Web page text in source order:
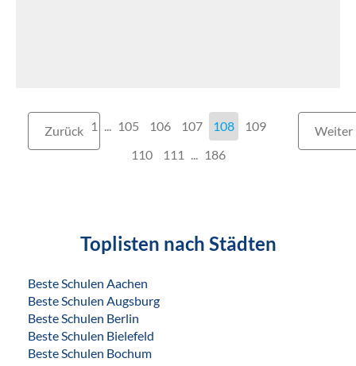
Zurück 1 105 106 107 108
109
110
111 186
Weiter
Toplisten nach Städten
Beste Schulen Aachen
Beste Schulen Augsburg
Beste Schulen Berlin
Beste Schulen Bielefeld
Beste Schulen Bochum